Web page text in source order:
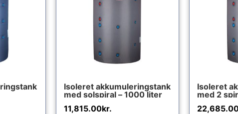
Isoleret akkumuleringstank
med solspiral – 1000 liter
11,815.00kr.
Isoleret
med 2